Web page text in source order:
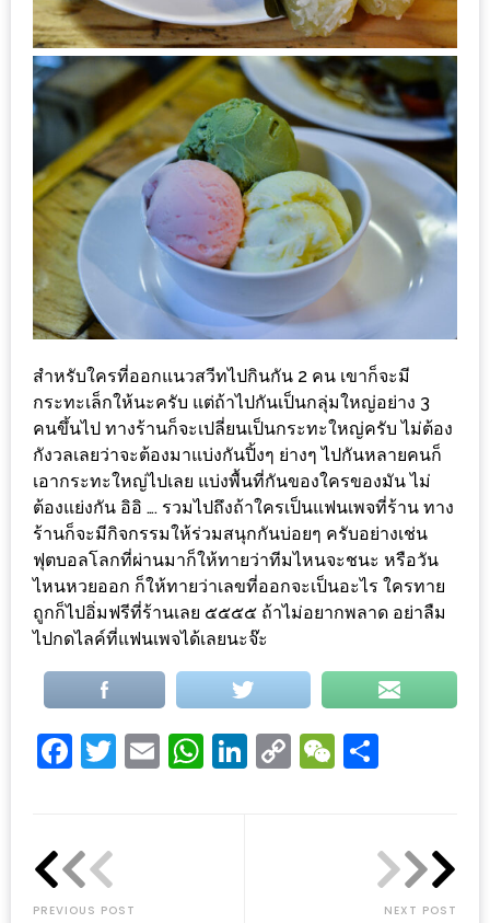
พา
เพื่อน
มา
ม่วน
กั๋น
บน
INSTAGRAM
รวม
โปร
ชั่
นวัน
แม่
แห่ง
ชาติ
2557
ร้าน
หมู
กระทะ
ทั่ว
เชียงใหม่
TOP30
ราคา
ไม่
บาท
รีวิว
สำหรับใครที่ออกแนวสวีทไปกินกัน 2 คน เขาก็จะมี
กระทะเล็กให้นะครับ แต่ถ้าไปกันเป็นกลุ่มใหญ่อย่าง 3
คนขึ้นไป ทางร้านก็จะเปลี่ยนเป็นกระทะใหญ่ครับ ไม่ต้อง
กังวลเลยว่าจะต้องมาแบ่งกันปิ้งๆ ย่างๆ ไปกันหลายคนก็
เอากระทะใหญ่ไปเลย แบ่งพื้นที่กันของใครของมัน ไม่
ต้องแย่งกัน อิอิ …. รวมไปถึงถ้าใครเป็นแฟนเพจที่ร้าน ทาง
ร้านก็จะมีกิจกรรมให้ร่วมสนุกกันบ่อยๆ ครับอย่างเช่น
ฟุตบอลโลกที่ผ่านมาก็ให้ทายว่าทีมไหนจะชนะ หรือวัน
ไหนหวยออก ก็ให้ทายว่าเลขที่ออกจะเป็นอะไร ใครทาย
ถูกก็ไปอิ่มฟรีที่ร้านเลย ๕๕๕๕ ถ้าไม่อยากพลาด อย่าลืม
ไปกดไลค์ที่แฟนเพจได้เลยนะจ๊ะ
Facebook
Twitter
EmailWhatsApp
LinkedIn
CopyWeChat
PREVIOUS POST NEXT POST